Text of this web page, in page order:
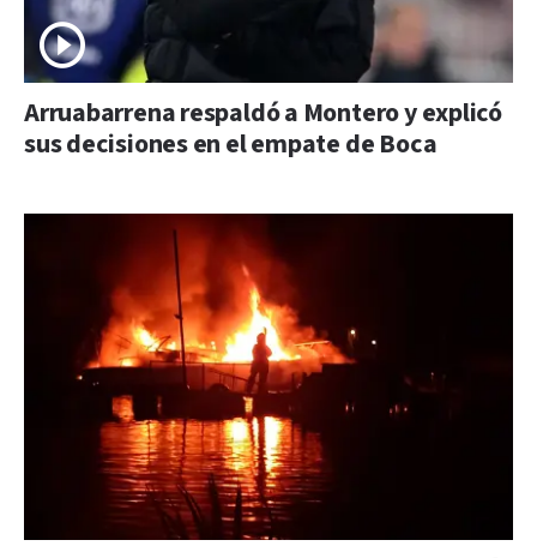
Arruabarrena respaldó a Montero y explicó
sus decisiones en el empate de Boca